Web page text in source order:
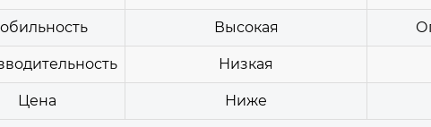
Высокая
Низкая
Цена Ниже